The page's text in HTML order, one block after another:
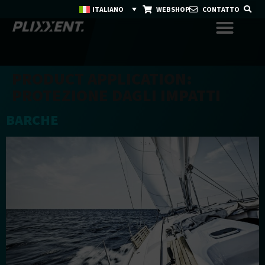
ITALIANO WEBSHOP CONTATTO